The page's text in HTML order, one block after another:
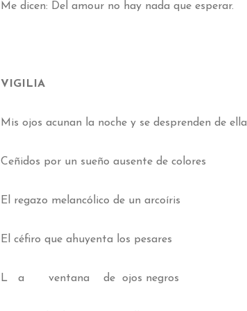
Me dicen: Del amour no hay nada que esperar.
VIGILIA
Mis ojos acunan la noche y se desprenden de ella
Ceñidos por un sueño ausente de colores
El regazo melancólico de un arcoíris
El céfiro que ahuyenta los pesares
L a ventana de ojos negros